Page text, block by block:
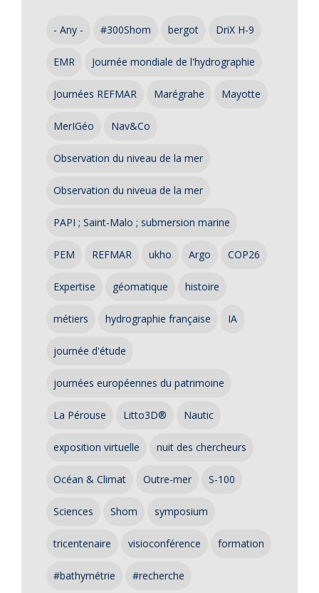
- Any - #300Shom bergot DriX H-9
EMR Journée mondiale de l'hydrographie
Journées REFMAR Marégrahe Mayotte
MerIGéo Nav&Co
Observation du niveau de la mer
Observation du niveua de la mer
PAPI ; Saint-Malo ; submersion marine
PEM REFMAR ukho Argo COP26
Expertise géomatique histoire
métiers hydrographie française IA
journée d'étude
journées européennes du patrimoine
La Pérouse Litto3D® Nautic
exposition virtuelle nuit des chercheurs
Océan & Climat Outre-mer S-100
Sciences Shom symposium
tricentenaire visioconférence formation
#bathymétrie #recherche